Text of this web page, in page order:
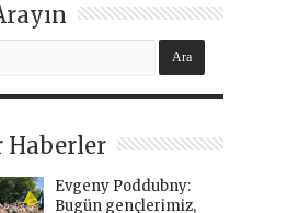
Haberler
Evgeny Poddubny:
Bugün gençlerimiz,